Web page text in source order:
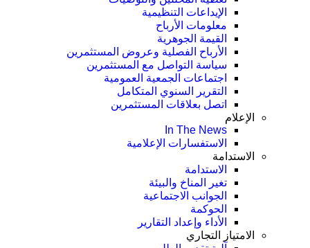
الإيداعات التنظيمية
معلومات الأرباح
القيمة الجوهرية
الأرباح الفصلية وعروض المستثمرين
سياسة التواصل مع المستثمرين
اجتماعات الجمعية العمومیة
التقرير السنوي المتكامل
اتصل بعلاقات المستثمرين
الإعلام
In The News
الاستفسارات الإعلامية
الاستدامة
الاستدامة
تغير المناخ والبيئة
الجوانب الاجتماعية
الحوكمة
الأداء وإعداد التقارير
الامتياز التجاري